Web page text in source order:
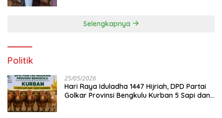
Selengkapnya
Politik
25/05/2026
Hari Raya Iduladha 1447 Hijriah, DPD Partai
Golkar Provinsi Bengkulu Kurban 5 Sapi dan 1